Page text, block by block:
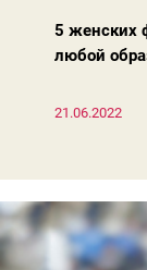
5 женских
любой
21.06.2022